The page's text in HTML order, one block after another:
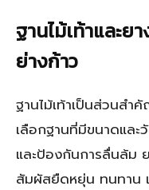
ฐานไม้เท้าและ
ย่างก้าว
ฐานไม้เท้าเป็นส่วนส
เลือกฐานที่มีขนาดและ
และป้องกันการลื่นล้
สัมผัสยืดหยุ่น ทนทาน